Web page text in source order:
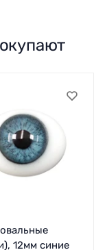
12мм синие